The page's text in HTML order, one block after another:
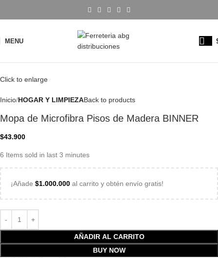
MENU
Click to enlarge
Inicio HOGAR Y LIMPIEZABack to products
Mopa de Microfibra Pisos de Madera BINNER
$43.900
6 Items sold in last 3 minutes
¡Añade $1.000.000 al carrito y obtén envío gratis!
AÑADIR AL CARRITO
BUY NOW